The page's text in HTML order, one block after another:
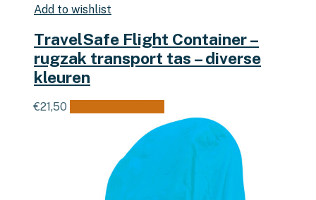
Add to wishlist
TravelSafe Flight Container –
rugzak transport tas – diverse
kleuren
€21,50
product
meerdere
variaties.
optie